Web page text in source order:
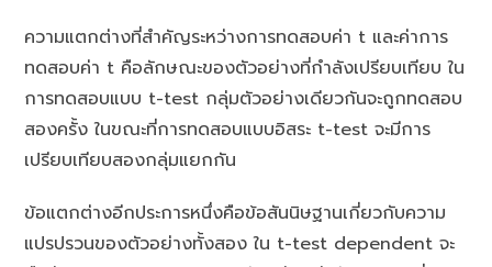
ความแตกต่างที่สำคัญระหว่างการทดสอบค่า t และค่าการ
ทดสอบค่า t คือลักษณะของตัวอย่างที่กำลังเปรียบเทียบ ใน
การทดสอบแบบ t-test กลุ่มตัวอย่างเดียวกันจะถูกทดสอบ
สองครั้ง ในขณะที่การทดสอบแบบอิสระ t-test จะมีการ
เปรียบเทียบสองกลุ่มแยกกัน
ข้อแตกต่างอีกประการหนึ่งคือข้อสันนิษฐานเกี่ยวกับความ
แปรปรวนของตัวอย่างทั้งสอง ใน t-test dependent จะ